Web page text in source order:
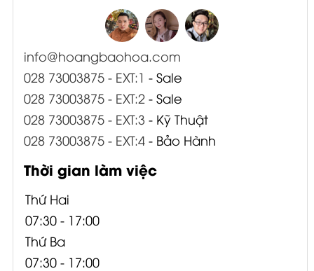
info@hoangbaohoa.com
028 73003875 - EXT:1 - Sale
028 73003875 - EXT:2- Sale
028 73003875 - EXT:3 - Kỹ Thuật
028 73003875 - EXT:4- Bảo Hành
Thời gian làm việc
Thứ Hai
07:30 - 17:00
Thứ Ba
07:30 - 17:00